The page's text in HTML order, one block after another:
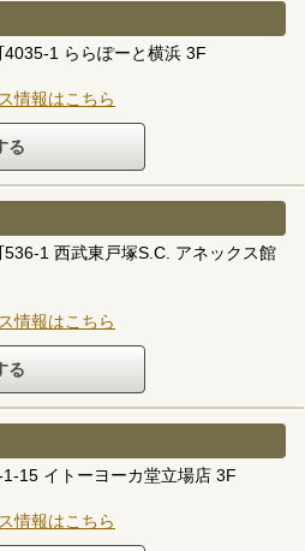
1 ららぽーと横浜 3F
情報はこちら
1 西武東戸塚S.C. アネックス館
情報はこちら
15 イトーヨーカ堂立場店 3F
情報はこちら